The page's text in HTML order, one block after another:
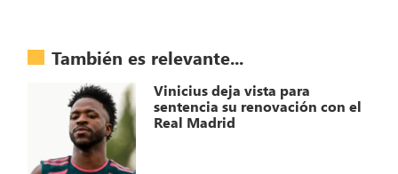
También es relevante...
Vinicius deja vista para
sentencia su renovación con el
Real Madrid